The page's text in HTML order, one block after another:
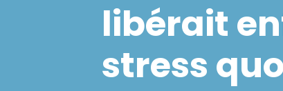
libérait
stress